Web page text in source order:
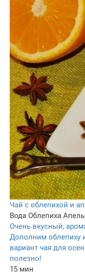
Чай с облепихой и
Вода Облепиха
Очень вкусный,
Дополним облепиху
вариант чая для
полезно!
15 мин